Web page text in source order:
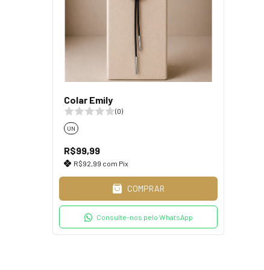
Colar Emily
(0)
UN
R$99,99
R$92,99 com Pix
COMPRAR
Consulte-nos pelo WhatsApp